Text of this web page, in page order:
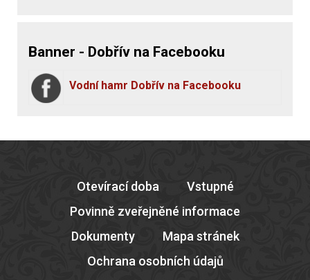
Banner - Dobřív na Facebooku
Vodní hamr Dobřív na Facebooku
Otevírací doba
Vstupné
Povinně zveřejněné informace
Dokumenty
Mapa stránek
Ochrana osobních údajů